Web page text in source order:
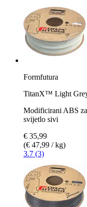
Formfutura
TitanX™ Light
Modificirani ABS
svijetlo sivi
€ 35,99
(€ 47,99 / kg)
3.7 (3)